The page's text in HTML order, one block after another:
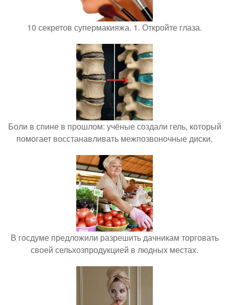
10 секретов супермакияжа. 1. Откройте глаза.
Боли в спине в прошлом: учёные создали гель, который
помогает восстанавливать межпозвоночные диски.
В госдуме предложили разрешить дачникам торговать
своей сельхозпродукцией в людных местах.